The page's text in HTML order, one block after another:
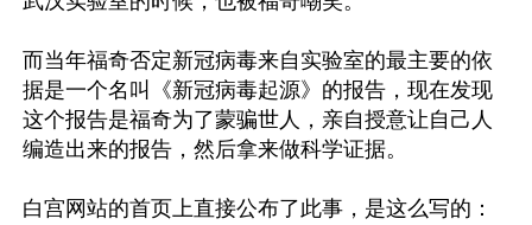
而当年福奇否定新冠病毒来自实验室的最主要的依
据是一个名叫《新冠病毒起源》的报告，现在发现
这个报告是福奇为了蒙骗世人，亲自授意让自己人
编造出来的报告，然后拿来做科学证据。
白宫网站的首页上直接公布了此事，是这么写的：